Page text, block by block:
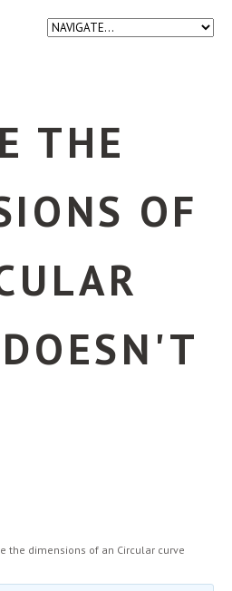
THE
OF
the dimensions of an Circular curve